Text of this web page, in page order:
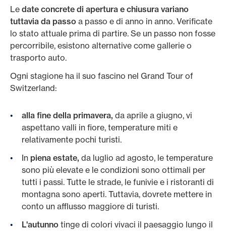
Le date concrete di apertura e chiusura variano
tuttavia da passo a passo e di anno in anno. Verificate
lo stato attuale prima di partire. Se un passo non fosse
percorribile, esistono alternative come gallerie o
trasporto auto.
Ogni stagione ha il suo fascino nel Grand Tour of
Switzerland:
alla fine della primavera, da aprile a giugno, vi
aspettano valli in fiore, temperature miti e
relativamente pochi turisti.
In piena estate, da luglio ad agosto, le temperature
sono più elevate e le condizioni sono ottimali per
tutti i passi. Tutte le strade, le funivie e i ristoranti di
montagna sono aperti. Tuttavia, dovrete mettere in
conto un afflusso maggiore di turisti.
L'autunno tinge di colori vivaci il paesaggio lungo il